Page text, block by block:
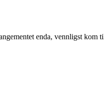
enda, vennligst kom